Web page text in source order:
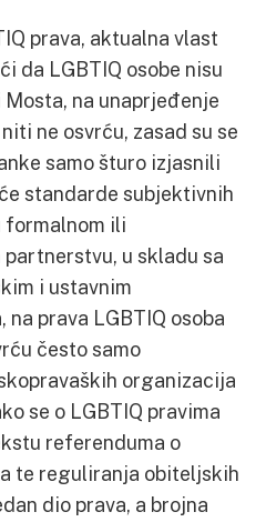
prava, aktualna vlast
da LGBTIQ osobe nisu
na unaprjeđenje
ne osvrću, zasad su se
samo šturo izjasnili
standarde subjektivnih
formalnom ili
u skladu sa
i ustavnim
na prava LGBTIQ osoba
često samo
organizacija
se o LGBTIQ pravima
referenduma o
te reguliranja obiteljskih
dio prava, a brojna